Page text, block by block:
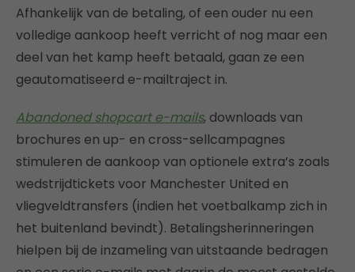
Afhankelijk van de betaling, of een ouder nu een
volledige aankoop heeft verricht of nog maar een
deel van het kamp heeft betaald, gaan ze een
geautomatiseerd e-mailtraject in.
Abandoned shopcart e-mails, downloads van
brochures en up- en cross-sellcampagnes
stimuleren de aankoop van optionele extra’s zoals
wedstrijdtickets voor Manchester United en
vliegveldtransfers (indien het voetbalkamp zich in
het buitenland bevindt). Betalingsherinneringen
hielpen bij de inzameling van uitstaande bedragen